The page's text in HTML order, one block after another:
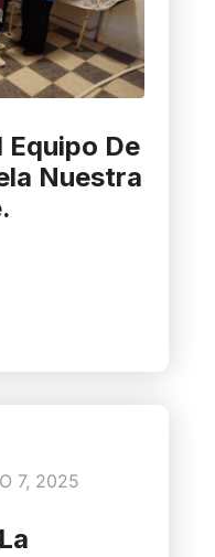
Equipo De
Nuestra
7, 2025